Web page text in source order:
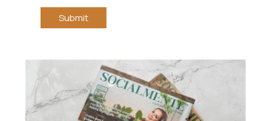
Submit